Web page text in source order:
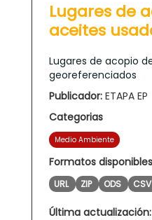
Lugares de
aceites
Lugares de acopio
georeferenciados
Publicador: ETAPA EP
Categorias
Medio Ambiente
Formatos disponibles
URL ZIP ODS CSV
Última actualización: